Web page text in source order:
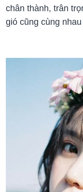
chân thành, trân
gió cũng cùng